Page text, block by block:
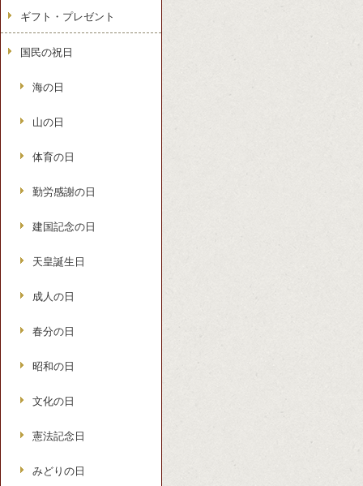
ギフト・プレゼント
国民の祝日
海の日
山の日
体育の日
勤労感謝の日
建国記念の日
天皇誕生日
成人の日
春分の日
昭和の日
文化の日
憲法記念日
みどりの日